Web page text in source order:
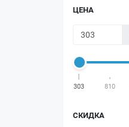
ЦЕНА
303 810
СКИДКА